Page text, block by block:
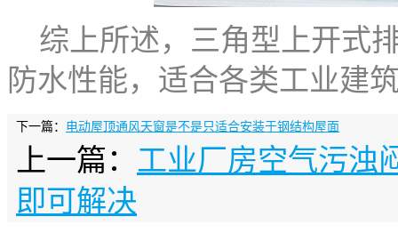
综上所述，三角型上开式
防水性能，适合各类工业建
下一篇： 电动屋顶通风天窗是不是只适合安装于钢结构屋面
上一篇： 工业厂房空气污浊
即可解决